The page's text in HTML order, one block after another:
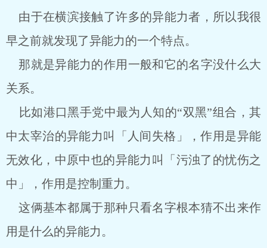
由于在横滨接触了许多的异能力者，所以我很
早之前就发现了异能力的一个特点。
那就是异能力的作用一般和它的名字没什么大
关系。
比如港口黑手党中最为人知的“双黑”组合，其
中太宰治的异能力叫「人间失格」，作用是异能
无效化，中原中也的异能力叫「污浊了的忧伤之
中」，作用是控制重力。
这俩基本都属于那种只看名字根本猜不出来作
用是什么的异能力。